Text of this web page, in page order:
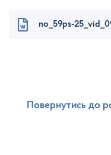
no_59ps-
Повернутись до